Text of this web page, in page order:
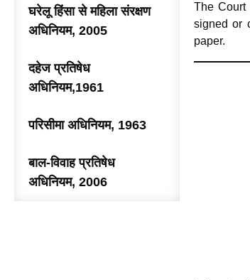
घरेलू हिंसा से महिला संरक्षण
अधिनियम, 2005
दहेज प्रतिषेध
अधिनियम,1961
परिसीमा अधिनियम, 1963
बाल-विवाह प्रतिषेध
अधिनियम, 2006
The Court
signed or
paper.